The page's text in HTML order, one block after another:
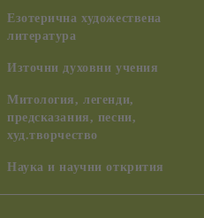
Езотерична художествена
литература
Източни духовни учения
Митология, легенди,
предсказания, песни,
худ.творчество
Наука и научни открития